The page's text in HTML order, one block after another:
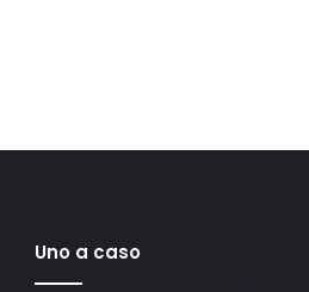
Uno a caso